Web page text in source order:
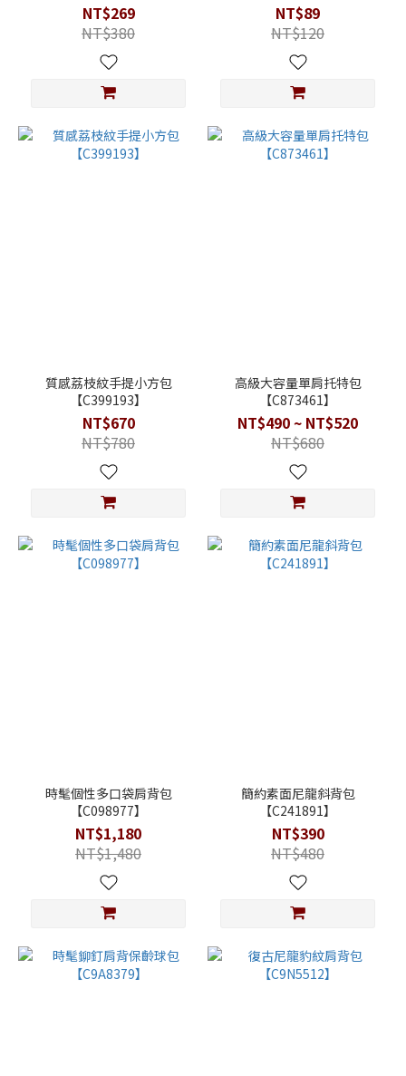
NT$269
NT$380
NT$89
NT$120
質感荔枝紋手提小方包
【C399193】
NT$670
NT$780
高級大容量單肩托特包
【C873461】
NT$490 ~ NT$520
NT$680
時髦個性多口袋肩背包
【C098977】
NT$1,180
NT$1,480
簡約素面尼龍斜背包
【C241891】
NT$390
NT$480